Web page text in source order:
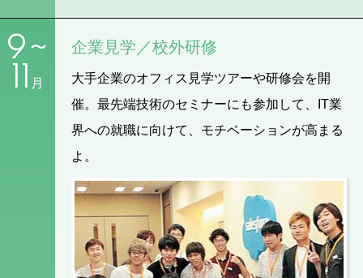
9~
11 月
企業見学／校外研修
大手企業のオフィス見学ツアーや研修会を開
催。最先端技術のセミナーにも参加して、IT業
界への就職に向けて、モチベーションが高まる
よ。